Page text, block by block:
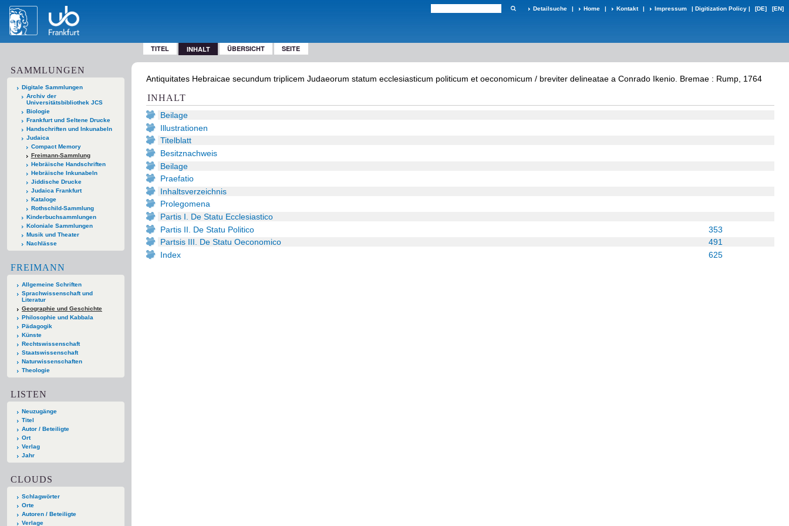
Detailsuche | Home | Kontakt | Impressum | Digitization Policy | [DE] [EN]
TITEL INHALT ÜBERSICHT SEITE
SAMMLUNGEN
Digitale Sammlungen
Archiv der
Universitätsbibliothek JCS
Biologie
Frankfurt und Seltene Drucke
Handschriften und Inkunabeln
Judaica
Compact Memory
Freimann-Sammlung
Hebräische Handschriften
Hebräische Inkunabeln
Jiddische Drucke
Judaica Frankfurt
Kataloge
Rothschild-Sammlung
Kinderbuchsammlungen
Koloniale Sammlungen
Musik und Theater
Nachlässe
FREIMANN
Allgemeine Schriften
Sprachwissenschaft und
Literatur
Geographie und Geschichte
Philosophie und Kabbala
Pädagogik
Künste
Rechtswissenschaft
Staatswissenschaft
Naturwissenschaften
Theologie
LISTEN
Neuzugänge
Titel
Autor / Beteiligte
Ort
Verlag
Jahr
CLOUDS
Schlagwörter
Orte
Autoren / Beteiligte
Verlage
Antiquitates Hebraicae secundum triplicem Judaeorum statum ecclesiasticum politicum et oeconomicum / breviter delineatae a Conrado Ikenio. Bremae : Rump, 1764
INHALT
Beilage
Illustrationen
Titelblatt
Besitznachweis
Beilage
Praefatio
Inhaltsverzeichnis
Prolegomena
Partis I. De Statu Ecclesiastico
353
Partis II. De Statu Politico
491
Partsis III. De Statu Oeconomico
625
Index